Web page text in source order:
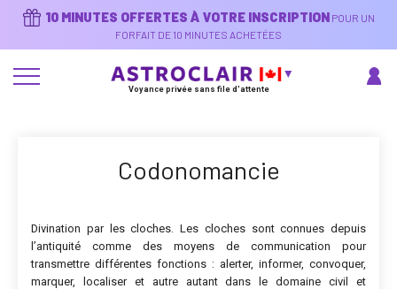
10 MINUTES OFFERTES À VOTRE INSCRIPTION POUR UN
FORFAIT DE 10 MINUTES ACHETÉES
Voyance privée sans file d'attente
Codonomancie
Divination par les cloches. Les cloches sont connues depuis
l’antiquité comme des moyens de communication pour
transmettre différentes fonctions : alerter, informer, convoquer,
marquer, localiser et autre autant dans le domaine civil et